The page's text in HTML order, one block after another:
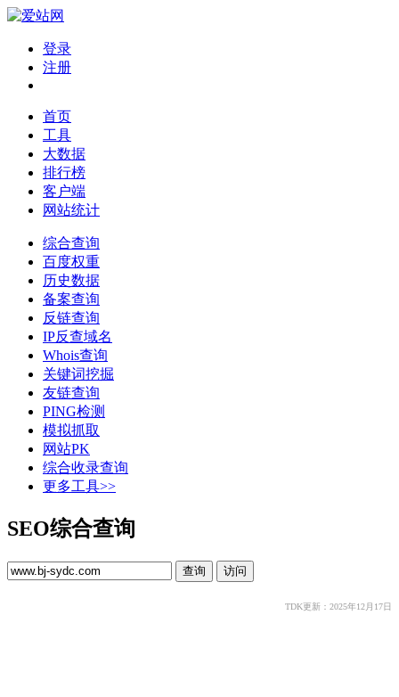
登录
注册
首页
工具
大数据
排行榜
客户端
网站统计
综合查询
百度权重
历史数据
备案查询
反链查询
IP反查域名
Whois查询
关键词挖掘
友链查询
PING检测
模拟抓取
网站PK
综合收录查询
更多工具>>
SEO综合查询
TDK更新：2025年12月17日